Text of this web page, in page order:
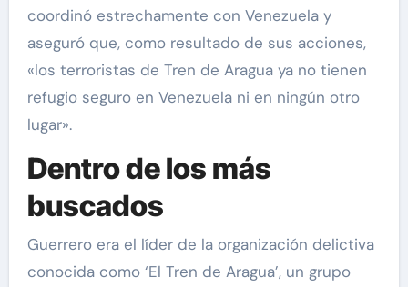
coordinó estrechamente con Venezuela y
aseguró que, como resultado de sus acciones,
«los terroristas de Tren de Aragua ya no tienen
refugio seguro en Venezuela ni en ningún otro
lugar».
Dentro de los más
buscados
Guerrero era el líder de la organización delictiva
conocida como ‘El Tren de Aragua’, un grupo